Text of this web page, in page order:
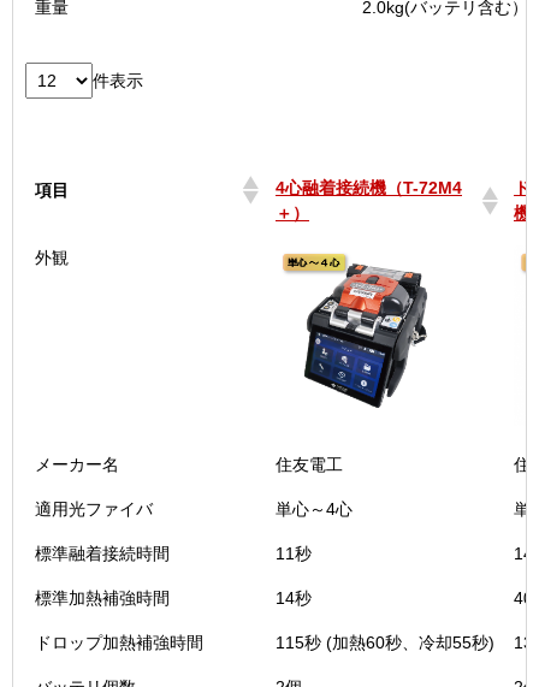
重量 2.0kg(バッテリ含む）
件表示
項目
4心融着接続機（T-72M4
＋）
機
項目
＋）
外観
メーカー名 住友電工 住
適用光ファイバ 単心～4心 単
標準融着接続時間 11秒 14
標準加熱補強時間 14秒 40
ドロップ加熱補強時間 115秒 (加熱60秒、冷却55秒)